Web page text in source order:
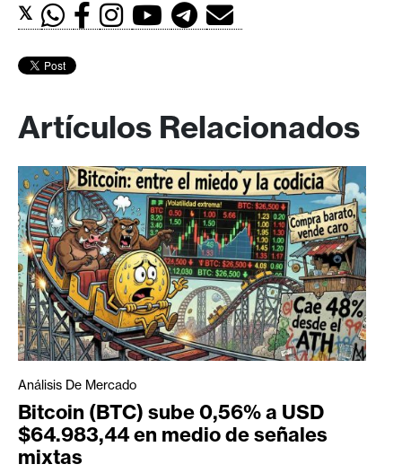
𝕏
Artículos Relacionados
Análisis De Mercado
Bitcoin (BTC) sube 0,56% a USD
$64.983,44 en medio de señales
mixtas